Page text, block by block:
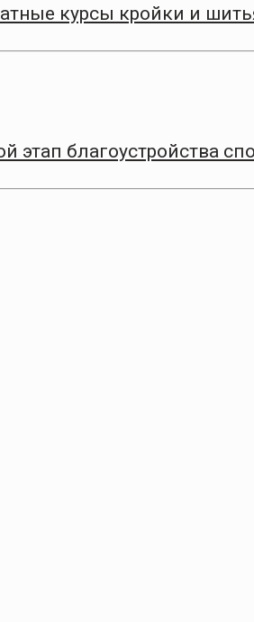
курсы кройки и
этап благоустройства